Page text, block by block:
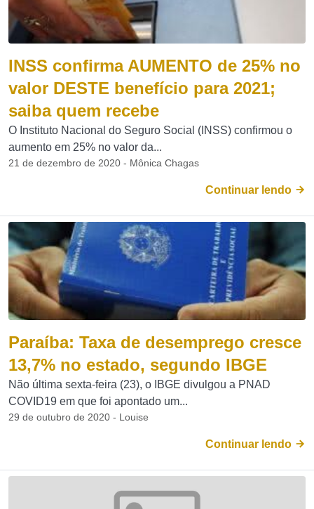
INSS confirma AUMENTO de 25% no
valor DESTE benefício para 2021;
saiba quem recebe
O Instituto Nacional do Seguro Social (INSS) confirmou o
aumento em 25% no valor da...
21 de dezembro de 2020 - Mônica Chagas
Continuar lendo
Paraíba: Taxa de desemprego cresce
13,7% no estado, segundo IBGE
Não última sexta-feira (23), o IBGE divulgou a PNAD
COVID19 em que foi apontado um...
29 de outubro de 2020 - Louise
Continuar lendo